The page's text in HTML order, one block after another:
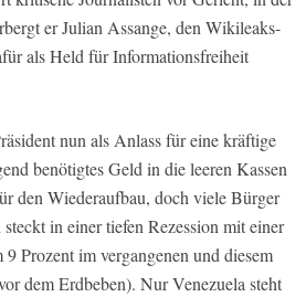
er Julian Assange, den Wikileaks-
als Held für Informationsfreiheit
nun als Anlass für eine kräftige
benötigtes Geld in die leeren Kassen
den Wiederaufbau, doch viele Bürger
in einer tiefen Rezession mit einer
Prozent im vergangenen und diesem
dem Erdbeben). Nur Venezuela steht